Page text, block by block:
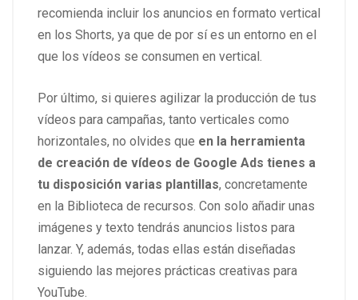
recomienda incluir los anuncios en formato vertical
en los Shorts, ya que de por sí es un entorno en el
que los vídeos se consumen en vertical.
Por último, si quieres agilizar la producción de tus
vídeos para campañas, tanto verticales como
horizontales, no olvides que en la herramienta
de creación de vídeos de Google Ads tienes a
tu disposición varias plantillas, concretamente
en la Biblioteca de recursos. Con solo añadir unas
imágenes y texto tendrás anuncios listos para
lanzar. Y, además, todas ellas están diseñadas
siguiendo las mejores prácticas creativas para
YouTube.